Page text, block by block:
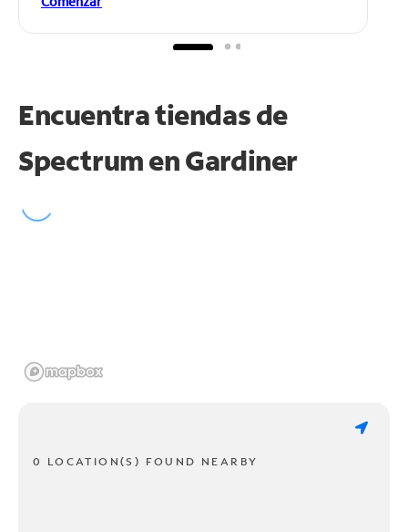
Encuentra tiendas de
Spectrum enGardiner
0 LOCATION(S) FOUND NEARBY